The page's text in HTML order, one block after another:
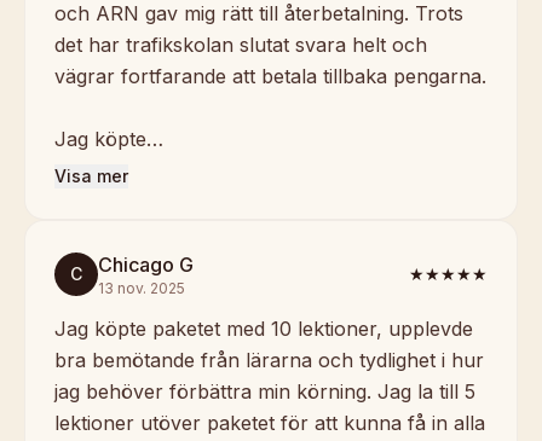
och ARN gav mig rätt till återbetalning. Trots
det har trafikskolan slutat svara helt och
vägrar fortfarande att betala tillbaka pengarna.
Jag köpte…
Visa mer
C Chicago G
13 nov. 2025
★★★★★
Jag köpte paketet med 10 lektioner, upplevde
bra bemötande från lärarna och tydlighet i hur
jag behöver förbättra min körning. Jag la till 5
lektioner utöver paketet för att kunna få in alla